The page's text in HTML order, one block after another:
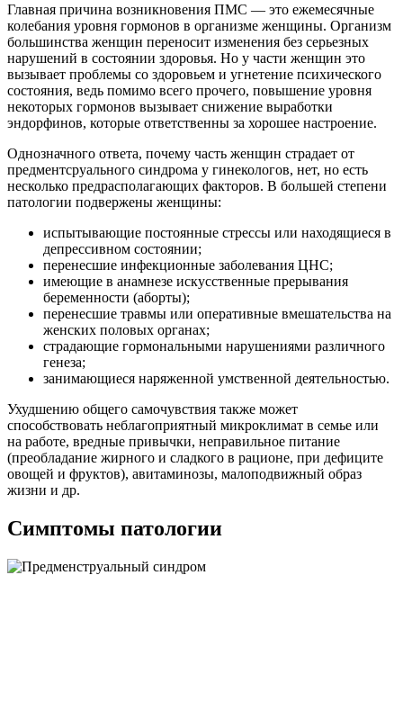
Главная причина возникновения ПМС — это ежемесячные
колебания уровня гормонов в организме женщины. Организм
большинства женщин переносит изменения без серьезных
нарушений в состоянии здоровья. Но у части женщин это
вызывает проблемы со здоровьем и угнетение психического
состояния, ведь помимо всего прочего, повышение уровня
некоторых гормонов вызывает снижение выработки
эндорфинов, которые ответственны за хорошее настроение.
Однозначного ответа, почему часть женщин страдает от
предментсруального синдрома у гинекологов, нет, но есть
несколько предрасполагающих факторов. В большей степени
патологии подвержены женщины:
испытывающие постоянные стрессы или находящиеся в
депрессивном состоянии;
перенесшие инфекционные заболевания ЦНС;
имеющие в анамнезе искусственные прерывания
беременности (аборты);
перенесшие травмы или оперативные вмешательства на
женских половых органах;
страдающие гормональными нарушениями различного
генеза;
занимающиеся наряженной умственной деятельностью.
Ухудшению общего самочувствия также может
способствовать неблагоприятный микроклимат в семье или
на работе, вредные привычки, неправильное питание
(преобладание жирного и сладкого в рационе, при дефиците
овощей и фруктов), авитаминозы, малоподвижный образ
жизни и др.
Симптомы патологии